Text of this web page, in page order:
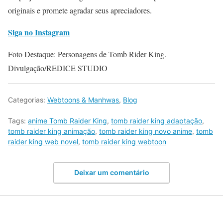
originais e promete agradar seus apreciadores.
Siga no Instagram
Foto Destaque: Personagens de Tomb Rider King.
Divulgação/REDICE STUDIO
Categorias: Webtoons & Manhwas, Blog
Tags: anime Tomb Raider King, tomb raider king adaptação,
tomb raider king animação, tomb raider king novo anime, tomb
raider king web novel, tomb raider king webtoon
Deixar um comentário